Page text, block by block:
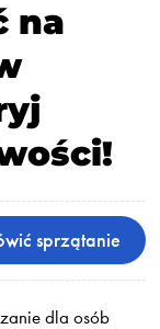
na
sprzątanie
dla osób